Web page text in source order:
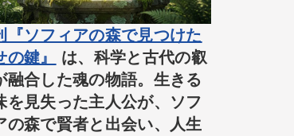
『ソフィアの森で見つけた
の鍵』
は、科学と古代の叡
融合した魂の物語。生きる
を見失った主人公が、ソフ
の森で賢者と出会い、人生